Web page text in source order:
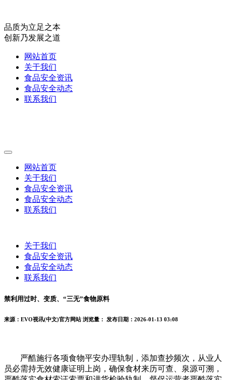
品质为立足之本
创新乃发展之道
网站首页
关于我们
食品安全资讯
食品安全动态
联系我们
网站首页
关于我们
食品安全资讯
食品安全动态
联系我们
关于我们
食品安全资讯
食品安全动态
联系我们
禁利用过时、变质、“三无”食物原料
来源：EVO视讯(中文)官方网站 浏览量： 发布日期：2026-01-13 03:08
严酷施行各项食物平安办理轨制，添加查抄频次，从业人
员必需持无效健康证明上岗，确保食材来历可查、泉源可溯，